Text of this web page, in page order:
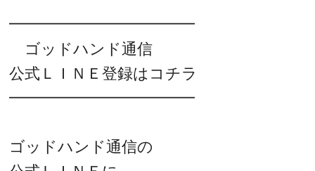
━━━━━━━━━━━━
ゴッドハンド通信
公式ＬＩＮＥ登録はコチラ
━━━━━━━━━━━━
ゴッドハンド通信の